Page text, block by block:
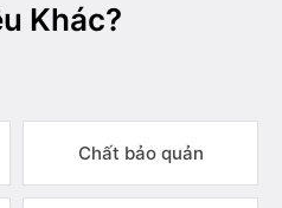
Khác?
Chất bảo quản